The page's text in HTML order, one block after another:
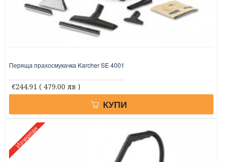
Перяща прахосмукачка Karcher SE 4001
€244.91 ( 479.00 лв )
КУПИ
Изчерпан